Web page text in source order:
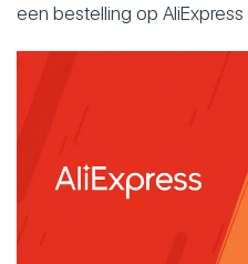
een bestelling op